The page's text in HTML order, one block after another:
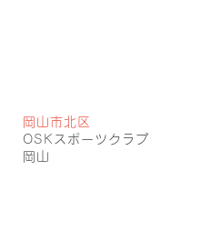
岡山市北区
OSKスポーツクラブ
岡山